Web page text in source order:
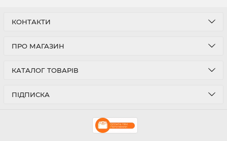
КОНТАКТИ
ПРО МАГАЗИН
КАТАЛОГ ТОВАРІВ
ПІДПИСКА